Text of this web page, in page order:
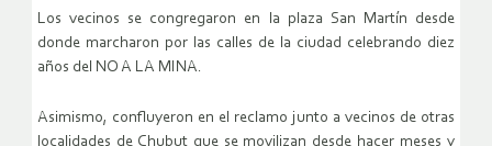
Los vecinos se congregaron en la plaza San Martín desde
donde marcharon por las calles de la ciudad celebrando diez
años del NO A LA MINA.
Asimismo, confluyeron en el reclamo junto a vecinos de otras
localidades de Chubut que se movilizan desde hacer meses y